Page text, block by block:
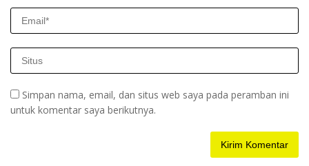
Simpan nama, email, dan situs web saya pada peramban ini
untuk komentar saya berikutnya.